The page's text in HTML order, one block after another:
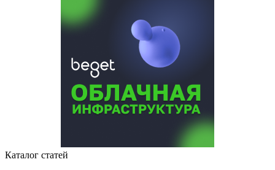
Каталог статей